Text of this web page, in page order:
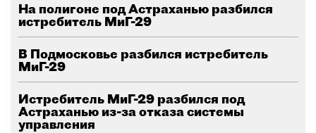
На полигоне под Астраханью разбился
истребитель МиГ-29
В Подмосковье разбился истребитель
МиГ-29
Истребитель МиГ-29 разбился под
Астраханью из-за отказа системы
управления